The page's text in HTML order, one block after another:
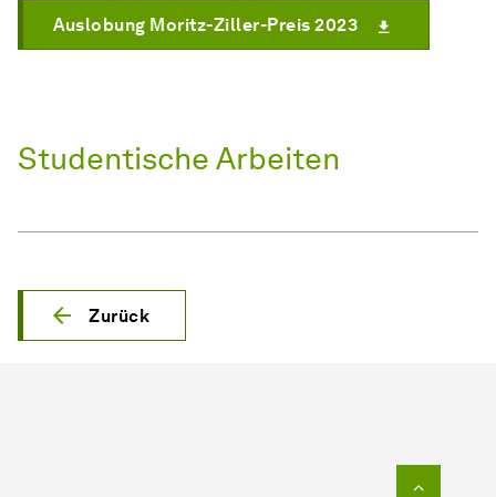
Auslobung Moritz-Ziller-Preis 2023
Studentische Arbeiten
Zurück